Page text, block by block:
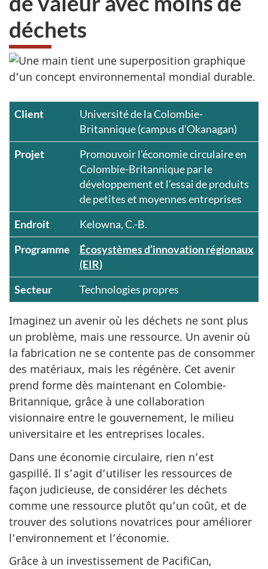
déchets
Client
Université de la Colombie-
Britannique (campus d’Okanagan)
Projet
Promouvoir l’économie circulaire en
Colombie-Britannique par le
développement et l’essai de produits
de petites et moyennes entreprises
Endroit
Kelowna, C.-B.
Programme
Écosystèmes d’innovation régionaux
(EIR)
Secteur
Technologies propres
Imaginez un avenir où les déchets ne sont plus
un problème, mais une ressource. Un avenir où
la fabrication ne se contente pas de consommer
des matériaux, mais les régénère. Cet avenir
prend forme dès maintenant en Colombie-
Britannique, grâce à une collaboration
visionnaire entre le gouvernement, le milieu
universitaire et les entreprises locales.
Dans une économie circulaire, rien n’est
gaspillé. Il s’agit d’utiliser les ressources de
façon judicieuse, de considérer les déchets
comme une ressource plutôt qu’un coût, et de
trouver des solutions novatrices pour améliorer
l’environnement et l’économie.
Grâce à un investissement de PacifiCan,